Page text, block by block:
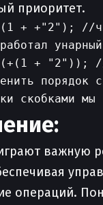
приоритет.
+ +"2"); //
+ "2")); //
порядок
важную
операций.